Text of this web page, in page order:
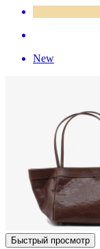
New
Быстрый просмотр